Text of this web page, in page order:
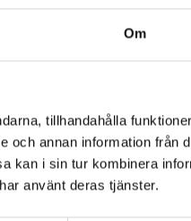
Om
tillhandahålla
och annan information från
kan i sin tur kombinera
använt deras tjänster.
du in!